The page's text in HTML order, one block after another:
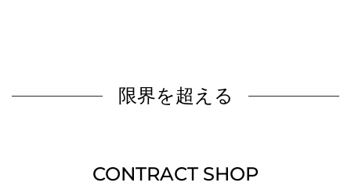
限界を超える
CONTRACT SHOP